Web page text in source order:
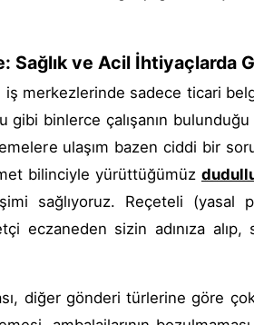
Sağlık ve Acil İhtiyaçlarda
merkezlerinde sadece ticari
gibi binlerce çalışanın
ulaşım bazen ciddi bir
bilinciyle yürüttüğümüz
sağlıyoruz. Reçeteli (yasal
eczaneden sizin adınıza alıp,
diğer gönderi türlerine göre